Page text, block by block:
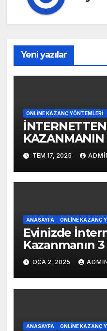
Yeni yazılar
ONLINE KAZANÇ YÖNTEMLERI
KAZANMANIN
TEM 17, 2025
ANASAYFA ONLINE KAZANÇ
Evinizde
Kazanmanın 3
OCA 2, 2025
ANASAYFA ONLINE KAZANÇ